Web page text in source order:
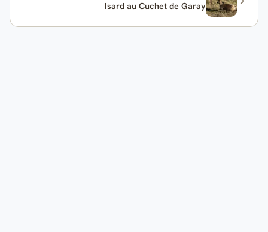
Isard au Cuchet de Garay